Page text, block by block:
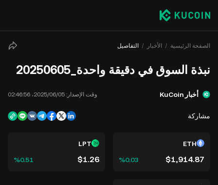
الصفحة الرئيسية الأخبار التفاصيل
نبذة السوق في دقيقة واحدة_20250605
أخبار KuCoin وقت الإصدار: 05‏/06‏/2025، 02:46:56
مشاركة
ETH
$1,914.87
‮‭0.03‬%‬
LPT
$1.26
‮‭0.51‬%‬